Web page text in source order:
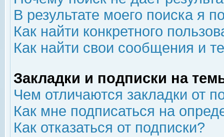
В результате моего поиска я
Как найти конкретного
Как найти свои сообщения и
Закладки и подписки на
Чем отличаются закладки от
Как мне подписаться на
Как отказаться от подписки?